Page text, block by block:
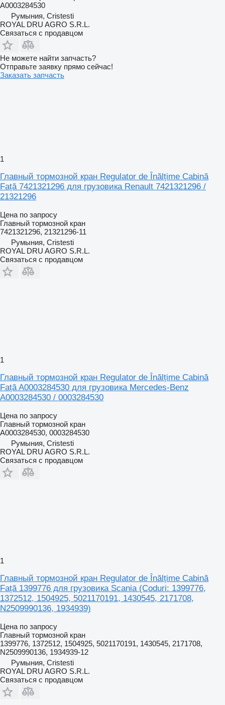
A0003284530
Румыния, Cristesti
ROYAL DRU AGRO S.R.L.
Связаться с продавцом
Не можете найти запчасть?
Отправьте заявку прямо сейчас!
Заказать запчасть
1
Главный тормозной кран Regulator de Înălțime Cabină
Față 7421321296 для грузовика Renault 7421321296 /
21321296
Цена по запросу
Главный тормозной кран
7421321296, 21321296-11
Румыния, Cristesti
ROYAL DRU AGRO S.R.L.
Связаться с продавцом
1
Главный тормозной кран Regulator de Înălțime Cabină
Față A0003284530 для грузовика Mercedes-Benz
A0003284530 / 0003284530
Цена по запросу
Главный тормозной кран
A0003284530, 0003284530
Румыния, Cristesti
ROYAL DRU AGRO S.R.L.
Связаться с продавцом
1
Главный тормозной кран Regulator de Înălțime Cabină
Față 1399776 для грузовика Scania (Coduri: 1399776,
1372512, 1504925, 5021170191, 1430545, 2171708,
N2509990136, 1934939)
Цена по запросу
Главный тормозной кран
1399776, 1372512, 1504925, 5021170191, 1430545, 2171708,
N2509990136, 1934939-12
Румыния, Cristesti
ROYAL DRU AGRO S.R.L.
Связаться с продавцом